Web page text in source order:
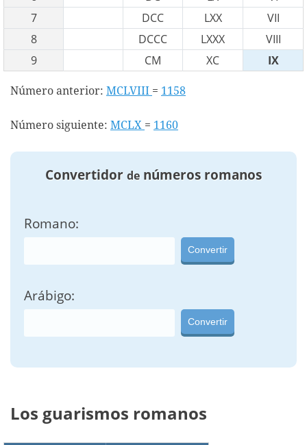
7
DCC LXX
VII
8
DCCC LXXX
VIII
9
CM XC IX
Número anterior: MCLVIII = 1158
Número siguiente: MCLX = 1160
Convertidor de números romanos
Romano:
Convertir
Arábigo:
Convertir
Los guarismos romanos